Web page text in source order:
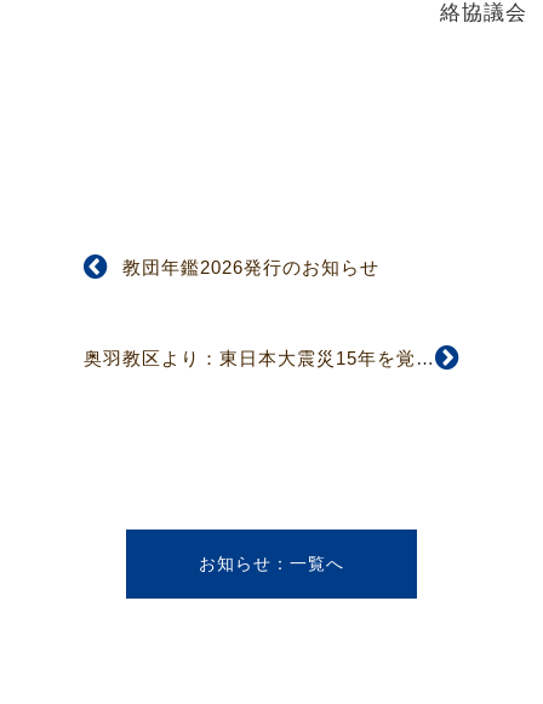
絡協議会
教団年鑑2026発行のお知らせ
奥羽教区より：東日本大震災15年を覚えての礼拝のご案内
お知らせ